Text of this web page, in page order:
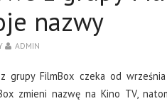
nazwy
ADMIN
grupy FilmBox czeka od
zmieni nazwę na Kino TV,